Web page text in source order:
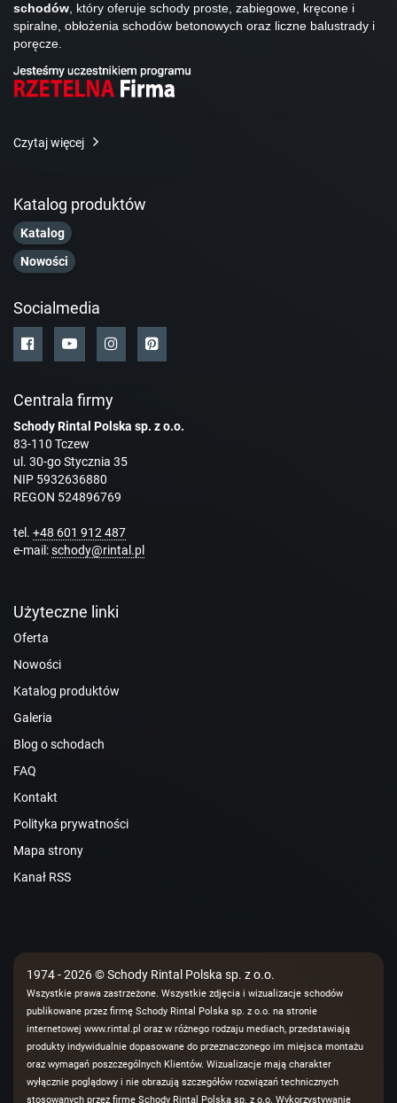
schodów, który oferuje schody proste, zabiegowe, kręcone i
spiralne, obłożenia schodów betonowych oraz liczne balustrady i
poręcze.
Czytaj więcej
Katalog produktów
Katalog
Nowości
Socialmedia
Centrala firmy
Schody Rintal Polska sp. z o.o.
83-110 Tczew
ul. 30-go Stycznia 35
NIP 5932636880
REGON 524896769
tel. +48 601 912 487
e-mail:schody@rintal.pl
Użyteczne linki
Oferta
Nowości
Katalog produktów
Galeria
Blog o schodach
FAQ
Kontakt
Polityka prywatności
Mapa strony
Kanał RSS
1974 - 2026 © Schody Rintal Polska sp. z o.o.
Wszystkie prawa zastrzeżone. Wszystkie zdjęcia i wizualizacje schodów
publikowane przez firmę Schody Rintal Polska sp. z o.o. na stronie
internetowej www.rintal.pl oraz w różnego rodzaju mediach, przedstawiają
produkty indywidualnie dopasowane do przeznaczonego im miejsca montażu
oraz wymagań poszczególnych Klientów. Wizualizacje mają charakter
wyłącznie poglądowy i nie obrazują szczegółów rozwiązań technicznych
stosowanych przez firmę Schody Rintal Polska sp. z o.o. Wykorzystywanie